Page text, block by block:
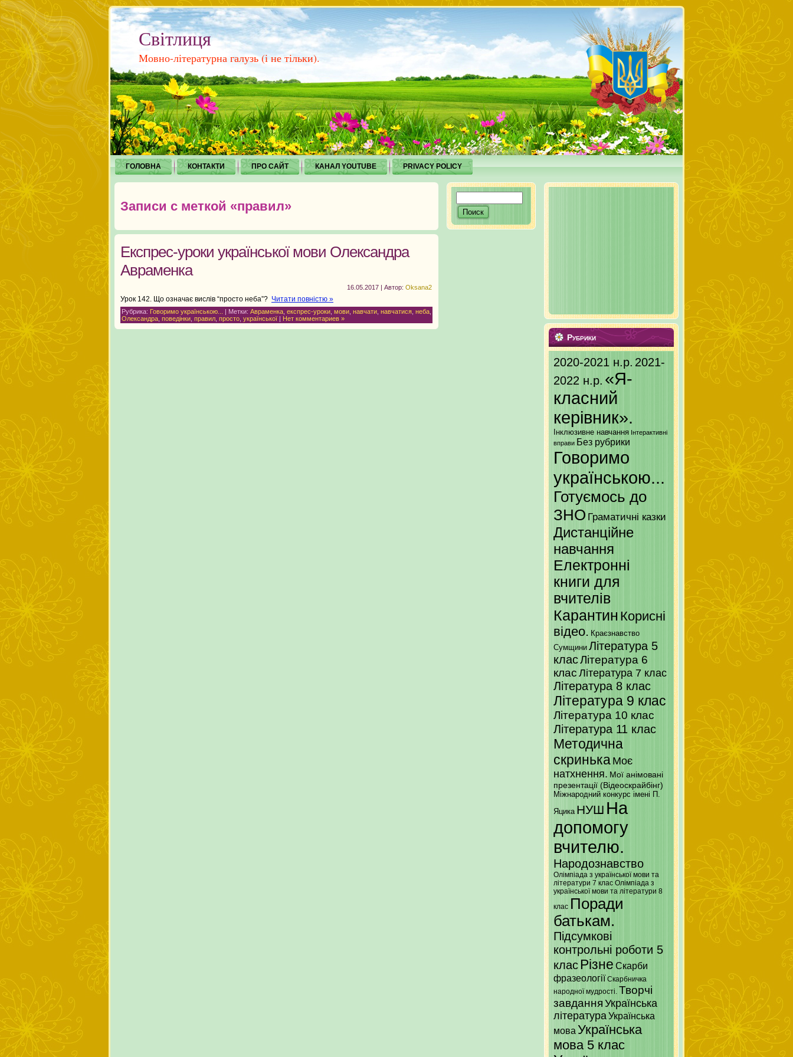
Світлиця
Мовно-літературна галузь (і не тільки).
ГОЛОВНА КОНТАКТИ ПРО САЙТ КАНАЛ YOUTUBE PRIVACY POLICY
Записи с меткой «правил»
Експрес-уроки української мови Олександра
Авраменка
16.05.2017 | Автор: Oksana2
Урок 142. Що означає вислів “просто неба”? Читати повністю »
Рубрика: Говоримо українською... | Метки: Авраменка експрес-уроки мови навчати навчатися неба
Олександра поведінки правил просто української | Нет комментариев »
Рубрики
2020-2021 н.р. 2021-
2022 н.р. «Я-
класний
керівник».
Інклюзивне навчання Інтерактивні
вправи Без рубрики
Говоримо
українською...
Готуємось до
ЗНО Граматичні казки
Дистанційне
навчання
Електронні
книги для
вчителів
Карантин Корисні
відео. Краєзнавство
Сумщини Література 5
класЛітература 6
класЛітература 7 клас
Література 8 клас
Література 9 клас
Література 10 клас
Література 11 клас
Методична
скринька Моє
натхнення. Мої анімовані
презентації (Відеоскрайбінг)
Міжнародний конкурс імені П.
Яцика НУШ На
допомогу
вчителю.
Народознавство
Олімпіада з української мови та
літератури 7 клас Олімпіада з
української мови та літератури 8
клас Поради
батькам.
Підсумкові
контрольні роботи 5
класРізне Скарби
фразеології Скарбничка
народної мудрості. Творчі
завдання Українська
літератураУкраїнська
мова Українська
мова 5 клас